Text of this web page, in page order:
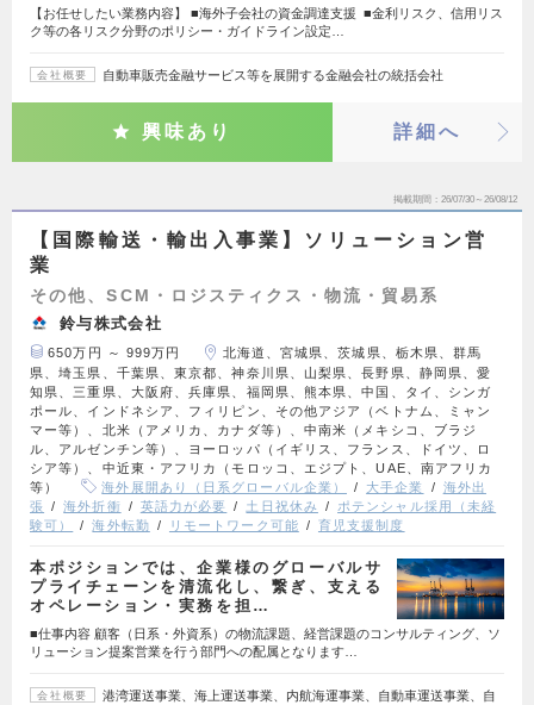
【お任せしたい業務内容】 ■海外子会社の資金調達支援 ■金利リスク、信用リス
ク等の各リスク分野のポリシー・ガイドライン設定…
会社概要 自動車販売金融サービス等を展開する金融会社の統括会社
興味あり 詳細へ
掲載期間 26/07/30～26/08/12
【国際輸送・輸出入事業】ソリューション営
業
その他、SCM・ロジスティクス・物流・貿易系
鈴与株式会社
650万円 ～ 999万円
北海道、宮城県、茨城県、栃木県、群馬
県、埼玉県、千葉県、東京都、神奈川県、山梨県、長野県、静岡県、愛
知県、三重県、大阪府、兵庫県、福岡県、熊本県、中国、タイ、シンガ
ポール、インドネシア、フィリピン、その他アジア（ベトナム、ミャン
マー等）、北米（アメリカ、カナダ等）、中南米（メキシコ、ブラジ
ル、アルゼンチン等）、ヨーロッパ（イギリス、フランス、ドイツ、ロ
シア等）、中近東・アフリカ（モロッコ、エジプト、UAE、南アフリカ
等）
海外展開あり（日系グローバル企業） 大手企業
海外出
張
海外折衝 英語力が必要 土日祝休み
ポテンシャル採用（未経
験可）
海外転勤 リモートワーク可能 育児支援制度
本ポジションでは、企業様のグローバルサ
プライチェーンを清流化し、繋ぎ、支える
オペレーション・実務を担…
■仕事内容 顧客（日系・外資系）の物流課題、経営課題のコンサルティング、ソ
リューション提案営業を行う部門への配属となります…
会社概要
港湾運送事業、海上運送事業、内航海運事業、自動車運送事業、自